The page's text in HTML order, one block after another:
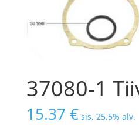
37080-1
15.37 € sis. 25,5% alv.